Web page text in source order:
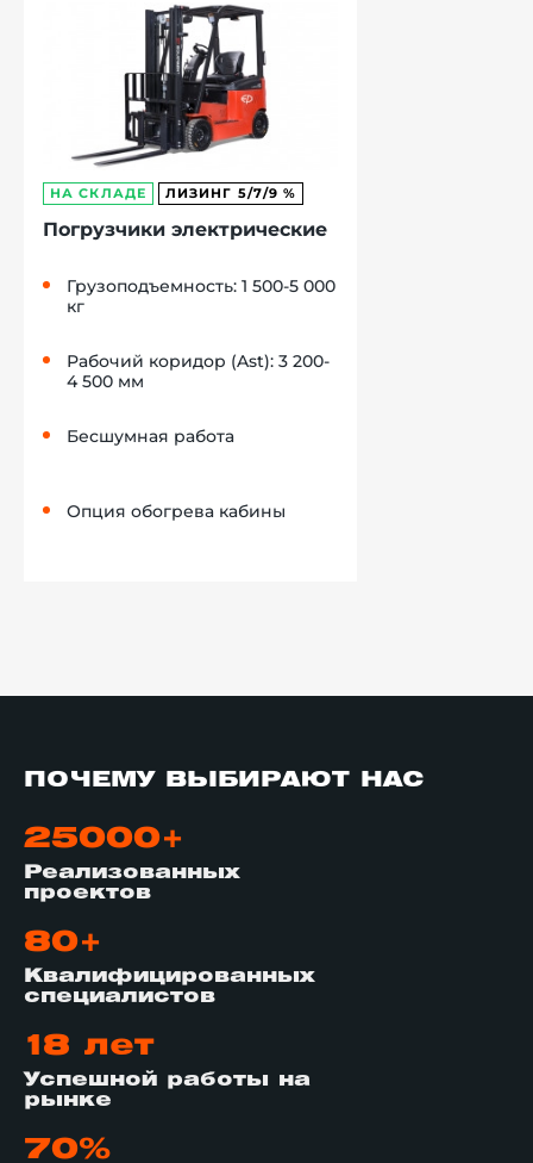
НА СКЛАДЕ ЛИЗИНГ 5/7/9 %
Погрузчики электрические
Грузоподъемность: 1 500-5 000
кг
Рабочий коридор (Ast): 3 200-
4 500 мм
Бесшумная работа
Опция обогрева кабины
ПОЧЕМУ ВЫБИРАЮТ НАС
25000+
Реализованных
проектов
80+
Квалифицированных
специалистов
18 лет
Успешной работы на
рынке
70%